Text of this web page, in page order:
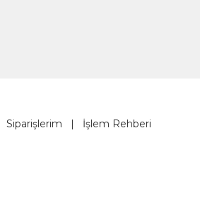
Siparişlerim | İşlem Rehberi